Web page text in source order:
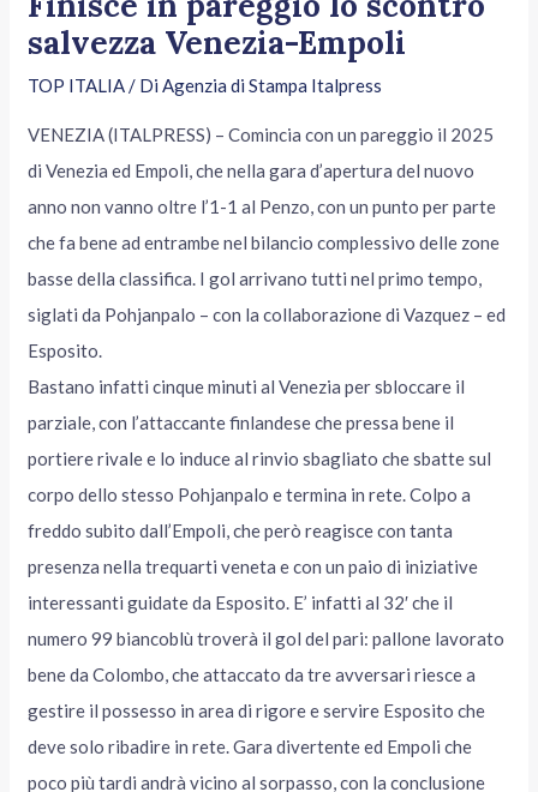
salvezza Venezia-Empoli
TOP ITALIA/ DiAgenzia di Stampa Italpress
VENEZIA (ITALPRESS) – Comincia con un pareggio il 2025
di Venezia ed Empoli, che nella gara d’apertura del nuovo
anno non vanno oltre l’1-1 al Penzo, con un punto per parte
che fa bene ad entrambe nel bilancio complessivo delle zone
basse della classifica. I gol arrivano tutti nel primo tempo,
siglati da Pohjanpalo – con la collaborazione di Vazquez – ed
Esposito.
Bastano infatti cinque minuti al Venezia per sbloccare il
parziale, con l’attaccante finlandese che pressa bene il
portiere rivale e lo induce al rinvio sbagliato che sbatte sul
corpo dello stesso Pohjanpalo e termina in rete. Colpo a
freddo subito dall’Empoli, che però reagisce con tanta
presenza nella trequarti veneta e con un paio di iniziative
interessanti guidate da Esposito. E’ infatti al 32′ che il
numero 99 biancoblù troverà il gol del pari: pallone lavorato
bene da Colombo, che attaccato da tre avversari riesce a
gestire il possesso in area di rigore e servire Esposito che
deve solo ribadire in rete. Gara divertente ed Empoli che
poco più tardi andrà vicino al sorpasso, con la conclusione